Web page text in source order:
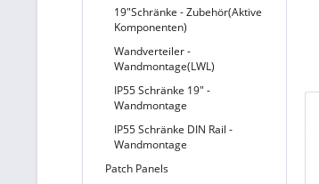
19"Schränke - Zubehör(Aktive
Komponenten)
Wandverteiler -
Wandmontage(LWL)
IP55 Schränke 19" -
Wandmontage
IP55 Schränke DIN Rail -
Wandmontage
Patch Panels